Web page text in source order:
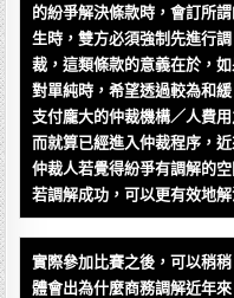
的紛爭解決條款時，會訂所
生時，雙方必須強制先進行
裁，這類條款的意義在於，
對單純時，希望透過較為和
支付龐大的仲裁機構／人費
而就算已經進入仲裁程序，
仲裁人若覺得紛爭有調解的
若調解成功，可以更有效地解
實際參加比賽之後，可以稍稍
體會出為什麼商務調解近年來